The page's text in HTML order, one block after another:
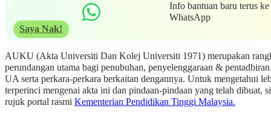
Info bantuan baru terus ke
WhatsApp
Saya Nak!
AUKU (Akta Universiti Dan Kolej Universiti 1971) merupakan
perundangan utama bagi penubuhan, penyelenggaraan & pentadbiran
UA serta perkara-perkara berkaitan dengannya. Untuk mengetahui
terperinci mengenai akta ini dan pindaan-pindaan yang telah dibuat,
rujuk portal rasmi Kementerian Pendidikan Tinggi Malaysia.